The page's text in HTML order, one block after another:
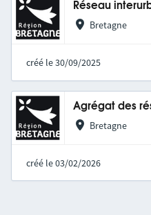
Réseau
Bretagne
créé le 30/09/2025
Agrégat des
Bretagne
créé le 03/02/2026